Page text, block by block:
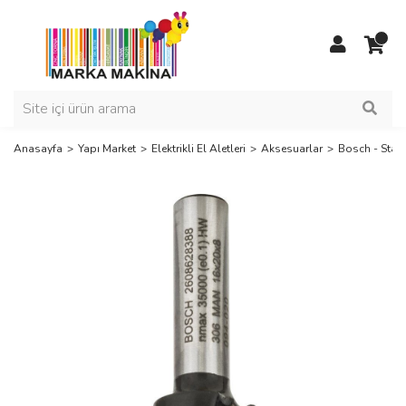
Anasayfa Yapı Market Elektrikli El Aletleri Aksesuarlar Bosch -